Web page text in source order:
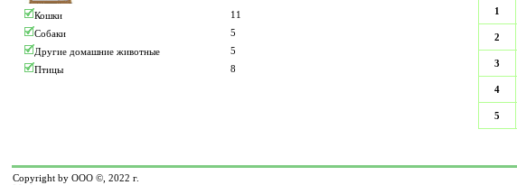
Кошки
11
Собаки
5
Другие домашние животные
5
Птицы
8
1
2
3
4
5
Copyright by ООО ©, 2022 г.